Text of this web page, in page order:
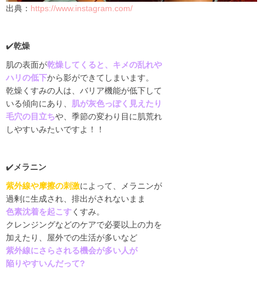
出典： https://www.instagram.com/
✔️乾燥
肌の表面が乾燥してくると、キメの乱れや
ハリの低下から影ができてしまいます。
乾燥くすみの人は、バリア機能が低下して
いる傾向にあり、
肌が灰色っぽく見えたり
毛穴の目立ちや、季節の変わり目に肌荒れ
しやすいみたいですよ！！
✔️メラニン
紫外線や摩擦の刺激によって、メラニンが
過剰に生成され、排出がされないまま
色素沈着を起こすくすみ。
クレンジングなどのケアで必要以上の力を
加えたり、屋外での生活が多いなど
紫外線にさらされる機会が多い人が
陥りやすいんだって?